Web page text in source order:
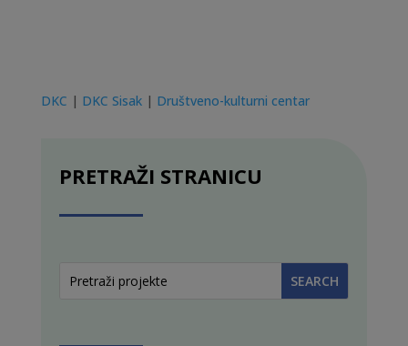
DKC | DKC Sisak| Društveno-kulturni centar
PRETRAŽI STRANICU